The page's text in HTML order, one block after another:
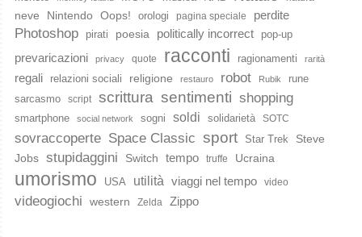
neve Nintendo Oops! orologi pagina speciale perdite
Photoshop pirati poesia politically incorrect pop-up
prevaricazioni privacy quote racconti ragionamenti rarità
regali relazioni sociali religione restauro robot Rubik
rune
sarcasmo
script scrittura sentimenti shopping
smartphone social network sogni soldi solidarietà SOTC
sovraccoperte Space Classic sport Star Trek
Steve
Jobs stupidaggini Switch tempo truffe Ucraina
umorismo USA utilità viaggi nel tempo video
videogiochi western Zelda Zippo